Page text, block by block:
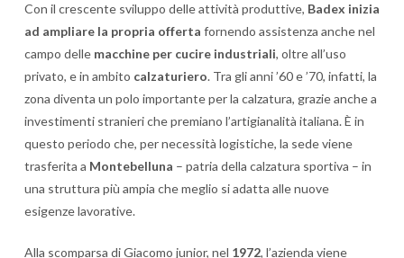
Con il crescente sviluppo delle attività produttive, Badex inizia
ad ampliare la propria offerta fornendo assistenza anche nel
campo delle macchine per cucire industriali, oltre all’uso
privato, e in ambito calzaturiero. Tra gli anni ’60 e ’70, infatti, la
zona diventa un polo importante per la calzatura, grazie anche a
investimenti stranieri che premiano l’artigianalità italiana. È in
questo periodo che, per necessità logistiche, la sede viene
trasferita a Montebelluna – patria della calzatura sportiva – in
una struttura più ampia che meglio si adatta alle nuove
esigenze lavorative.
Alla scomparsa di Giacomo junior, nel 1972, l’azienda viene